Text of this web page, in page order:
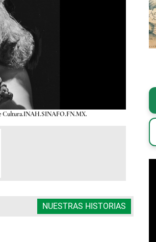
Cultura.INAH.SINAFO.FN.MX. La actriz
NUESTRAS HISTORIAS